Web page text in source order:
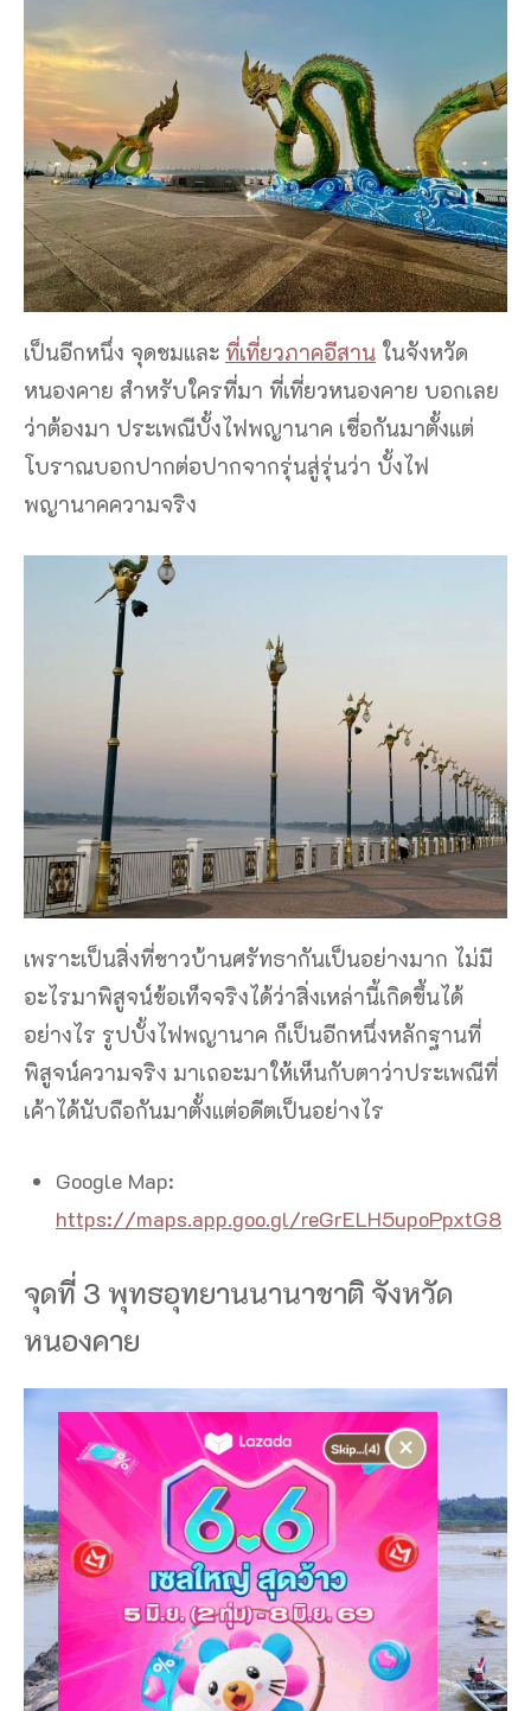
เป็นอีกหนึ่ง จุดชมและ ที่เที่ยวภาคอีสาน ในจังหวัด
หนองคาย สำหรับใครที่มา ที่เที่ยวหนองคาย บอกเลย
ว่าต้องมา ประเพณีบั้งไฟพญานาค เชื่อกันมาตั้งแต่
โบราณบอกปากต่อปากจากรุ่นสู่รุ่นว่า บั้งไฟ
พญานาคความจริง
เพราะเป็นสิ่งที่ชาวบ้านศรัทธากันเป็นอย่างมาก ไม่มี
อะไรมาพิสูจน์ข้อเท็จจริงได้ว่าสิ่งเหล่านี้เกิดขึ้นได้
อย่างไร รูปบั้งไฟพญานาค ก็เป็นอีกหนึ่งหลักฐานที่
พิสูจน์ความจริง มาเถอะมาให้เห็นกับตาว่าประเพณีที่
เค้าได้นับถือกันมาตั้งแต่อดีตเป็นอย่างไร
Google Map:
https://maps.app.goo.gl/reGrELH5upoPpxtG8
จุดที่ 3 พุทธอุทยานนานาชาติ จังหวัด
หนองคาย
×